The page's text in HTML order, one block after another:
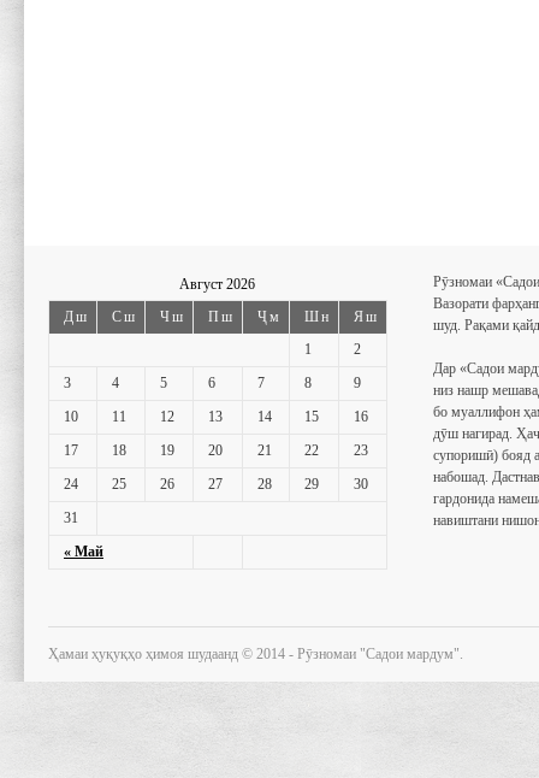
Август 2026
Дш
Сш Чш Пш Ҷм Шн Яш
« Май
1
2
3
4 5 6 7 8
9
10
11 12 13 14 15
16
17
18 19 20 21 22
23
24
25 26 27 28 29
30
31
Рӯзномаи
Вазорати
шуд. Рақами
Дар «Садои
низ нашр
бо муаллифон
дӯш нагирад.
супоришӣ) бояд
набошад.
гардонида
навиштани
Ҳамаи ҳуқуқҳо ҳимоя шудаанд © 2014 - Рӯзномаи "Садои мардум".